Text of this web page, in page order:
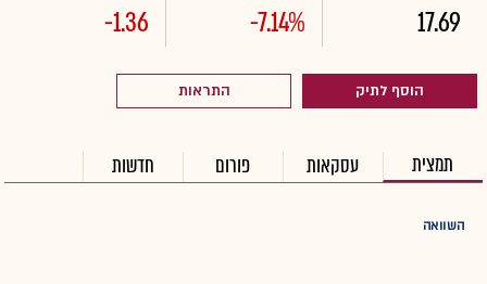
17.69
-7.14%
-1.36
הוסף לתיק התראות
תמצית עסקאות פורום חדשות
השוואה